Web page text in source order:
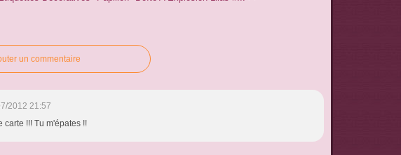
un commentaire
2012 21:57
carte !!! Tu m'épates !!